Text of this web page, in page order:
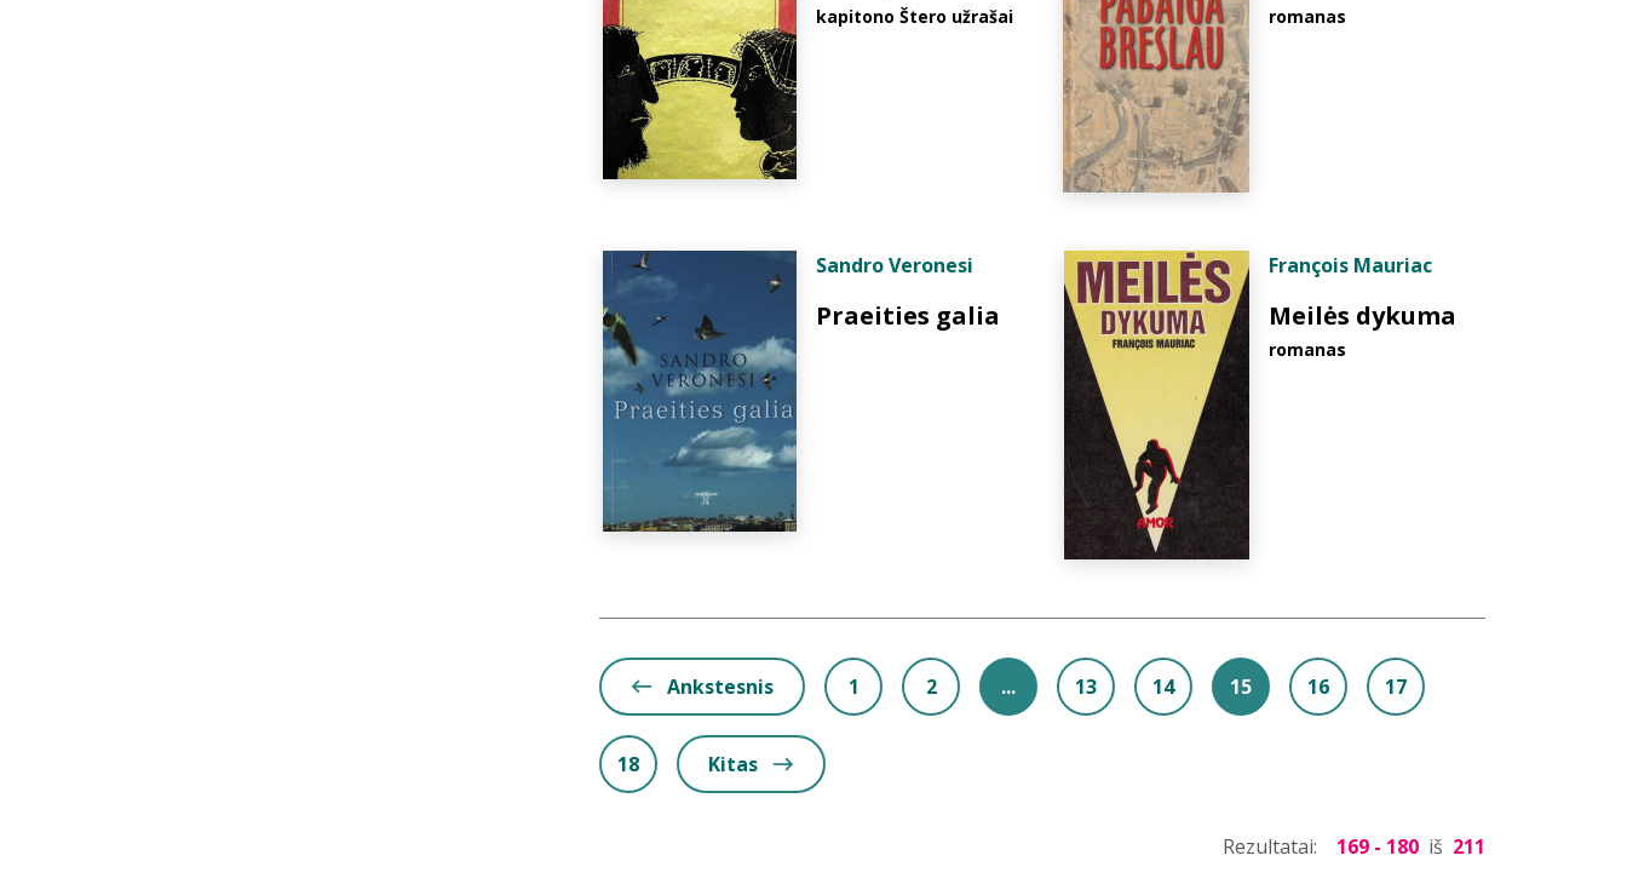
kapitono Štero užrašai romanas
Sandro Veronesi
Praeities galia
François Mauriac
Meilės dykuma
romanas
Ankstesnis 1 2 ... 13 14 15 16 17
18 Kitas
Rezultatai: 169 - 180 iš 211